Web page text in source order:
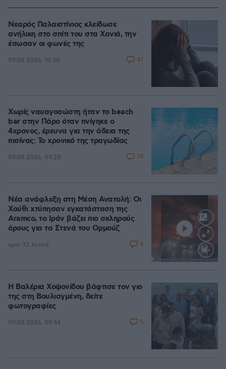
Νεαρός Παλαιστίνιος κλείδωσε
ανήλικη στο σπίτι του στα Χανιά, την
έσωσαν οι φωνές της
09.08.2026, 10:38 47
Χωρίς ναυαγοσώστη ήταν το beach
bar στην Πάρο όταν πνίγηκε ο
4χρονος, έρευνα για την άδεια της
πισίνας: Το χρονικό της τραγωδίας
09.08.2026, 09:28 74
Loaded :
Νέα ανάφλεξη στη Μέση Ανατολή: Οι
Χούθι χτύπησαν εγκατάσταση της
Aramco, το Ιράν βάζει πιο σκληρούς
όρους για τα Στενά του Ορμούζ
πριν 33 λεπτά 4
Η Βαλέρια Χοψονίδου βάφτισε τον γιο
της στη Βουλιαγμένη, δείτε
φωτογραφίες
09.08.2026, 09:44 5